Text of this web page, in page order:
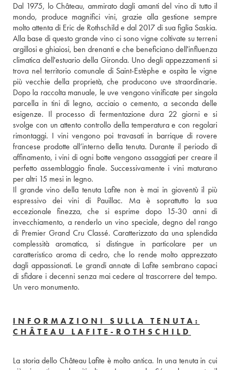
Dal 1975, lo Château, ammirato dagli amanti del vino di tutto il
mondo, produce magnifici vini, grazie alla gestione sempre
molto attenta di Eric de Rothschild e dal 2017 di sua figlia Saskia.
Alla base di questo grande vino ci sono vigne coltivate su terreni
argillosi e ghiaiosi, ben drenanti e che beneficiano dell'influenza
climatica dell'estuario della Gironda. Uno degli appezzamenti si
trova nel territorio comunale di Saint-Estèphe e ospita le vigne
più vecchie della proprietà, che producono uve straordinarie.
Dopo la raccolta manuale, le uve vengono vinificate per singola
parcella in tini di legno, acciaio o cemento, a seconda delle
esigenze. Il processo di fermentazione dura 22 giorni e si
svolge con un attento controllo della temperatura e con regolari
rimontaggi. I vini vengono poi travasati in barrique di rovere
francese prodotte all’interno della tenuta. Durante il periodo di
affinamento, i vini di ogni botte vengono assaggiati per creare il
perfetto assemblaggio finale. Successivamente i vini maturano
per altri 15 mesi in legno.
Il grande vino della tenuta Lafite non è mai in gioventù il più
espressivo dei vini di Pauillac. Ma è soprattutto la sua
eccezionale finezza, che si esprime dopo 15-30 anni di
invecchiamento, a renderlo un vino speciale, degno del rango
di Premier Grand Cru Classé. Caratterizzato da una splendida
complessità aromatica, si distingue in particolare per un
caratteristico aroma di cedro, che lo rende molto apprezzato
dagli appassionati. Le grandi annate di Lafite sembrano capaci
di sfidare i decenni senza mai cedere al trascorrere del tempo.
Un vero monumento.
INFORMAZIONI SULLA TENUTA:
CHÂTEAU LAFITE-ROTHSCHILD
La storia dello Château Lafite è molto antica. In una tenuta in cui